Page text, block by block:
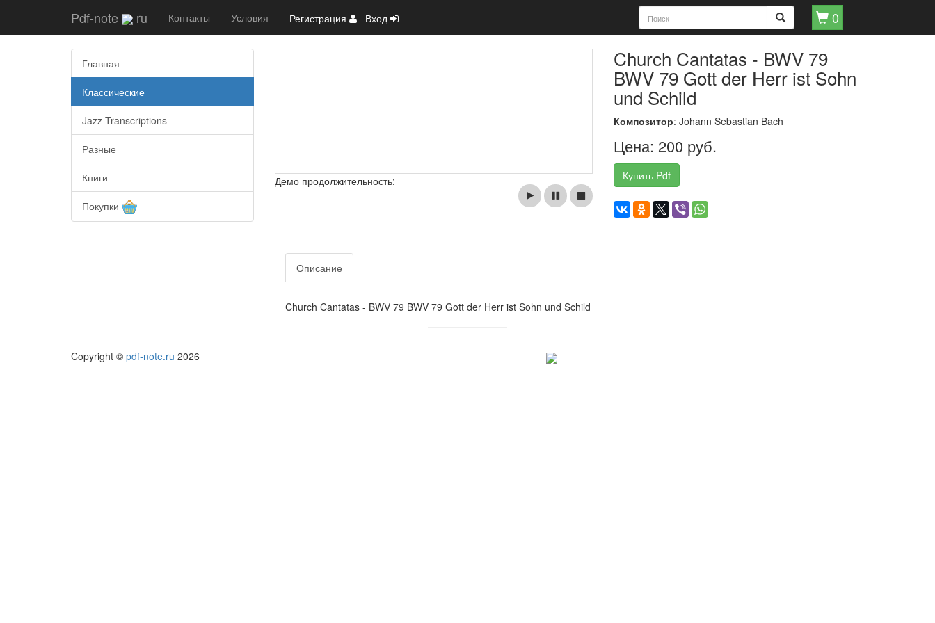
Pdf-note ru Контакты Условия 0
Регистрация Вход
Главная
Классические
Jazz Transcriptions
Разные
Книги
Покупки
Демо продолжительность:
Church Cantatas - BWV 79
BWV 79 Gott der Herr ist Sohn
und Schild
Композитор: Johann Sebastian Bach
Цена: 200 руб.
Купить Pdf
Описание
Church Cantatas - BWV 79 BWV 79 Gott der Herr ist Sohn und Schild
Copyright © pdf-note.ru 2026